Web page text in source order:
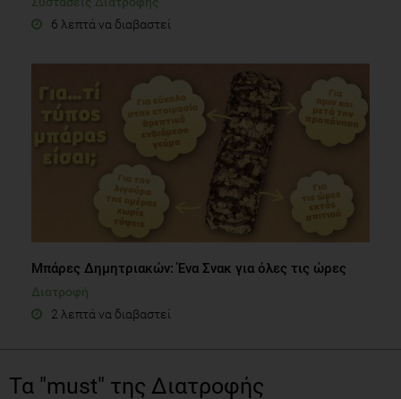
6 λεπτά να διαβαστεί
Μπάρες Δημητριακών: Ένα Σνακ για όλες τις ώρες
Διατροφή
2 λεπτά να διαβαστεί
Τα "must" της Διατροφής